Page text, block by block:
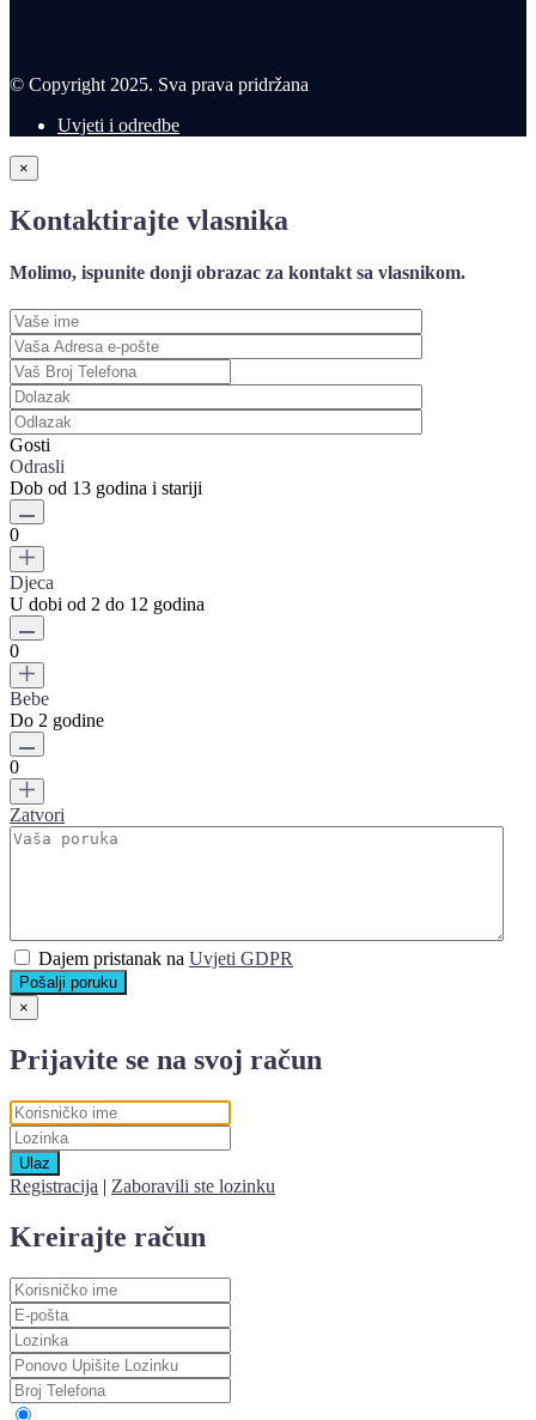
© Copyright 2025. Sva prava pridržana
Uvjeti i odredbe
×
Kontaktirajte vlasnika
Molimo, ispunite donji obrazac za kontakt sa vlasnikom.
Gosti
Odrasli
Dob od 13 godina i stariji
0
Djeca
U dobi od 2 do 12 godina
0
Bebe
Do 2 godine
0
Zatvori
Dajem pristanak na Uvjeti GDPR
Pošalji poruku
×
Prijavite se na svoj račun
Ulaz
Registracija | Zaboravili ste lozinku
Kreirajte račun